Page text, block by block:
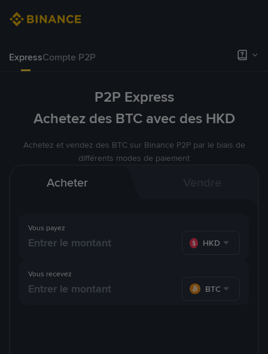
ExpressCompte P2P
P2P Express
Achetez des BTC avec des HKD
Achetez et vendez des BTC sur Binance P2P par le biais de
différents modes de paiement
Acheter
Vous payez
HKD
Vous recevez
BTC